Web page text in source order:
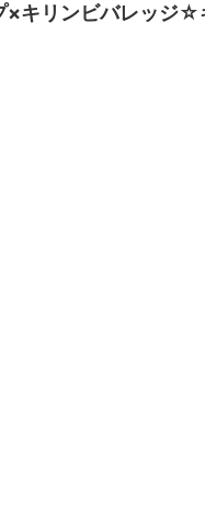
×キリンビバレッジ☆